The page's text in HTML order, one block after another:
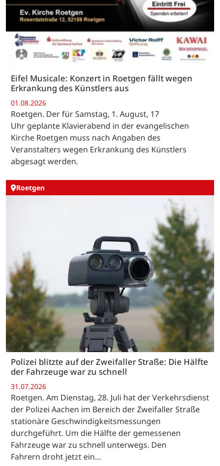
Eifel Musicale: Konzert in Roetgen fällt wegen
Erkrankung des Künstlers aus
01.08.2026
Roetgen. Der für Samstag, 1. August, 17
Uhr geplante Klavierabend in der evangelischen
Kirche Roetgen muss nach Angaben des
Veranstalters wegen Erkrankung des Künstlers
abgesagt werden.
Roetgen
Polizei blitzte auf der Zweifaller Straße: Die Hälfte
der Fahrzeuge war zu schnell
31.07.2026
Roetgen. Am Dienstag, 28. Juli hat der Verkehrsdienst
der Polizei Aachen im Bereich der Zweifaller Straße
stationäre Geschwindigkeitsmessungen
durchgeführt. Um die Hälfte der gemessenen
Fahrzeuge war zu schnell unterwegs. Den
Fahrern droht jetzt ein…